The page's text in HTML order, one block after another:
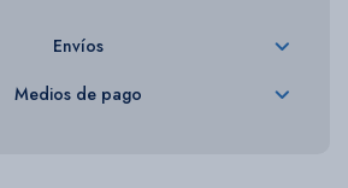
Envíos
Medios de pago